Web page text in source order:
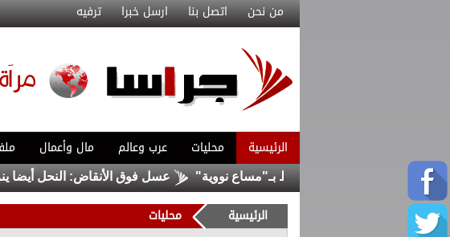
من نحن اتصل بنا ارسل خبرا ترفيه
الرئيسية محليات عرب وعالم مال وأعمال
مع تركيا وباكستان لا ترتبط بـ"مساع نووية" عسل فوق الأنقاض: النحل أيضا ينزح
الرئيسية محليات